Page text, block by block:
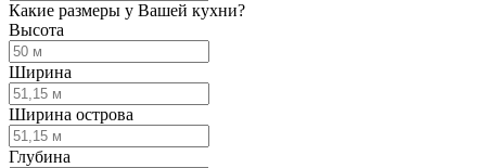
Какие размеры у Вашей кухни?
Высота
Ширина
Ширина острова
Глубина